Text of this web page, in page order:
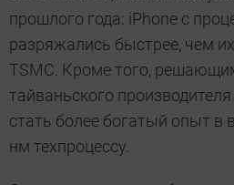
прошлого года: iPhone с
разряжались быстрее, чем
TSMC. Кроме того,
тайваньского
стать более богатый опыт в
нм техпроцессу.